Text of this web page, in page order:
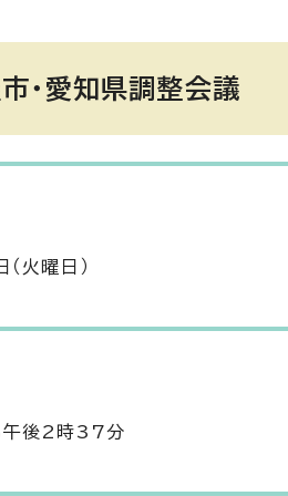
・愛知県調整会議
火曜日）
午後2時37分